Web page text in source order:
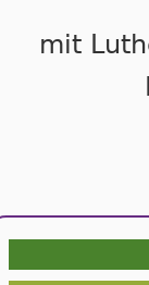
mit